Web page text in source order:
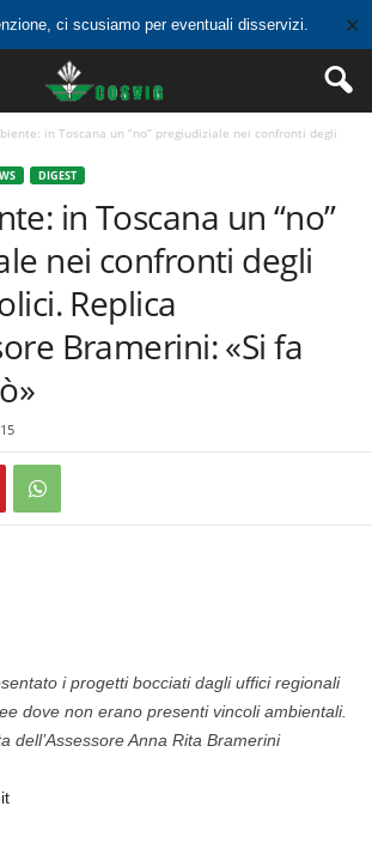
ci scusiamo per eventuali disservizi. ✕
in Toscana un “no” pregiudiziale nei confronti degli
DIGEST
in Toscana un “no”
nei confronti degli
Replica
Bramerini: «Si fa
i progetti bocciati dagli uffici regionali
dove non erano presenti vincoli ambientali.
dell’Assessore Anna Rita Bramerini